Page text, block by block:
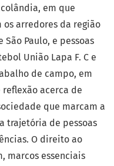
em que
arredores da região
Paulo, e pessoas
União Lapa F. C e
de campo, em
acerca de
que marcam a
trajetória de pessoas
O direito ao
marcos essenciais